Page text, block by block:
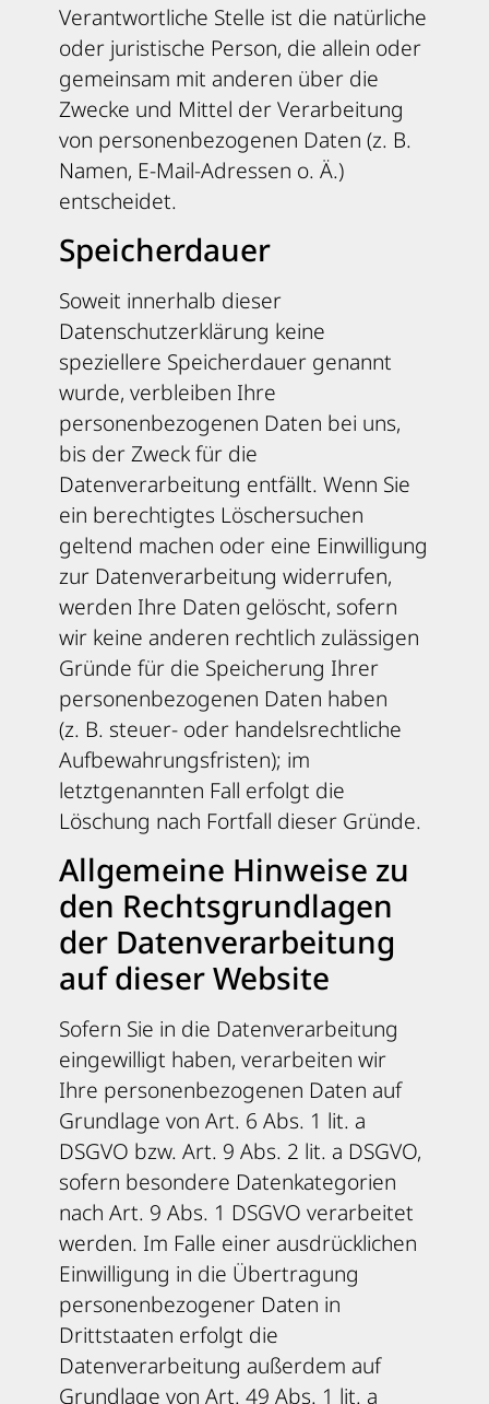
Verantwortliche Stelle ist die natürliche
oder juristische Person, die allein oder
gemeinsam mit anderen über die
Zwecke und Mittel der Verarbeitung
von personenbezogenen Daten (z. B.
Namen, E-Mail-Adressen o. Ä.)
entscheidet.
Speicherdauer
Soweit innerhalb dieser
Datenschutzerklärung keine
speziellere Speicherdauer genannt
wurde, verbleiben Ihre
personenbezogenen Daten bei uns,
bis der Zweck für die
Datenverarbeitung entfällt. Wenn Sie
ein berechtigtes Löschersuchen
geltend machen oder eine Einwilligung
zur Datenverarbeitung widerrufen,
werden Ihre Daten gelöscht, sofern
wir keine anderen rechtlich zulässigen
Gründe für die Speicherung Ihrer
personenbezogenen Daten haben
(z. B. steuer- oder handelsrechtliche
Aufbewahrungsfristen); im
letztgenannten Fall erfolgt die
Löschung nach Fortfall dieser Gründe.
Allgemeine Hinweise zu
den Rechtsgrundlagen
der Datenverarbeitung
auf dieser Website
Sofern Sie in die Datenverarbeitung
eingewilligt haben, verarbeiten wir
Ihre personenbezogenen Daten auf
Grundlage von Art. 6 Abs. 1 lit. a
DSGVO bzw. Art. 9 Abs. 2 lit. a DSGVO,
sofern besondere Datenkategorien
nach Art. 9 Abs. 1 DSGVO verarbeitet
werden. Im Falle einer ausdrücklichen
Einwilligung in die Übertragung
personenbezogener Daten in
Drittstaaten erfolgt die
Datenverarbeitung außerdem auf
Grundlage von Art. 49 Abs. 1 lit. a